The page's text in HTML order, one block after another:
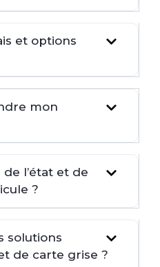
et options
mon
l’état et de
?
solutions
de carte grise ?